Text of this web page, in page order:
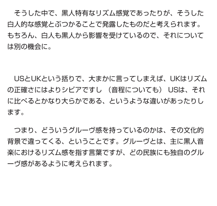
そうした中で、黒人特有なリズム感覚であったりが、そうした
白人的な感覚とぶつかることで発露したものだと考えられます。
もちろん、白人も黒人から影響を受けているので、それについて
は別の機会に。
USとUKという括りで、大まかに言ってしまえば、UKはリズム
の正確さにはよりシビアですし （音程についても） USは、それ
に比べるとかなり大らかである、というような違いがあったりし
ます。
つまり、どういうグルーヴ感を持っているのかは、その文化的
背景で違ってくる、ということです。グルーヴとは、主に黒人音
楽におけるリズム感を指す言葉ですが、どの民族にも独自のグル
ーヴ感があるように考えられます。